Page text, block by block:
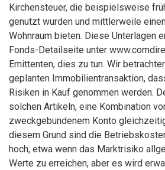
Kirchensteuer, die beispielsweise
genutzt wurden und mittlerweile
Wohnraum bieten. Diese Unterlagen
Fonds-Detailseite unter
Emittenten, dies zu tun. Wir
geplanten Immobilientransaktion,
Risiken in Kauf genommen werden.
solchen Artikeln, eine Kombination
zweckgebundenem Konto
diesem Grund sind die
hoch, etwa wenn das Marktrisiko
Werte zu erreichen, aber es wird